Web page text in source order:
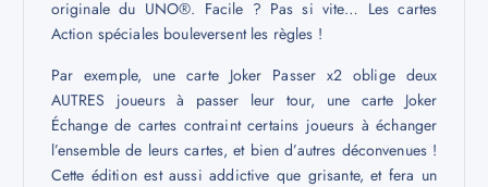
originale du UNO®. Facile ? Pas si vite… Les cartes
Action spéciales bouleversent les règles !
Par exemple, une carte Joker Passer x2 oblige deux
AUTRES joueurs à passer leur tour, une carte Joker
Échange de cartes contraint certains joueurs à échanger
l’ensemble de leurs cartes, et bien d’autres déconvenues !
Cette édition est aussi addictive que grisante, et fera un